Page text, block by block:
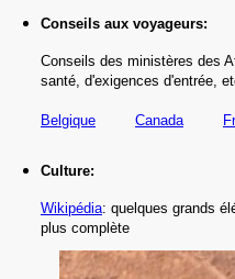
Conseils aux voyageurs:
Conseils des ministères des
santé, d'exigences d'entrée,
Belgique Canada
Culture:
Wikipédia: quelques grands
plus complète